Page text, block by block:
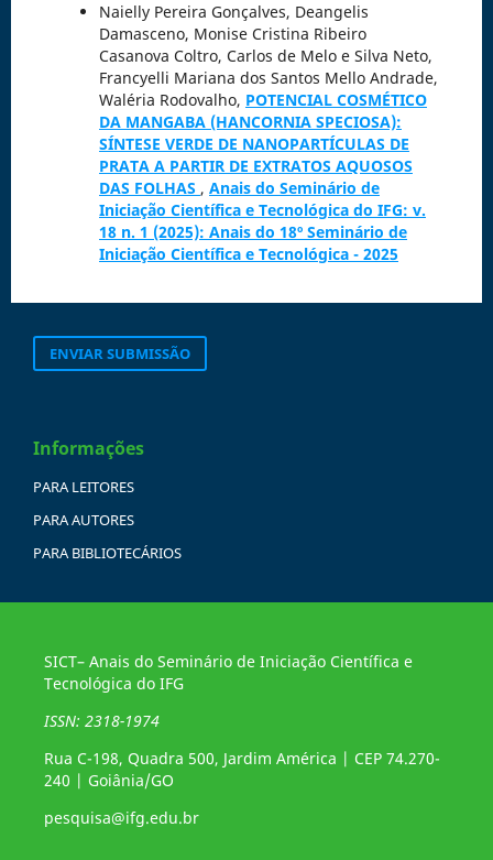
Naielly Pereira Gonçalves, Deangelis
Damasceno, Monise Cristina Ribeiro
Casanova Coltro, Carlos de Melo e Silva Neto,
Francyelli Mariana dos Santos Mello Andrade,
Waléria Rodovalho, POTENCIAL COSMÉTICO
DA MANGABA (HANCORNIA SPECIOSA):
SÍNTESE VERDE DE NANOPARTÍCULAS DE
PRATA A PARTIR DE EXTRATOS AQUOSOS
DAS FOLHAS , Anais do Seminário de
Iniciação Científica e Tecnológica do IFG: v.
18 n. 1 (2025): Anais do 18º Seminário de
Iniciação Científica e Tecnológica - 2025
ENVIAR SUBMISSÃO
Informações
PARA LEITORES
PARA AUTORES
PARA BIBLIOTECÁRIOS
SICT– Anais do Seminário de Iniciação Científica e
Tecnológica do IFG
ISSN: 2318-1974
Rua C-198, Quadra 500, Jardim América | CEP 74.270-
240 | Goiânia/GO
pesquisa@ifg.edu.br